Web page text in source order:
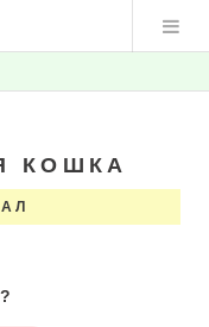
КОШКА